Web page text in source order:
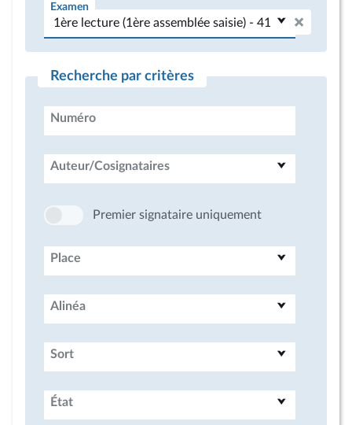
Examen
Recherche par critères
Numéro
Auteur/Cosignataires
Premier signataire uniquement
Place
Alinéa
Sort
État